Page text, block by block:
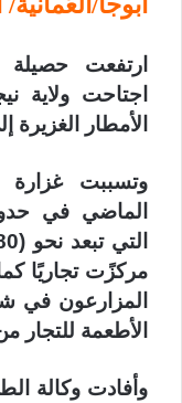
ارتفعت حصيلة
اجتاحت ولاية
الأمطار الغزيرة إلى
وتسببت
الماضي في
مركزًت تجاريًا
المزارعون في
الأطعمة للتجار
وأفادت وكالة